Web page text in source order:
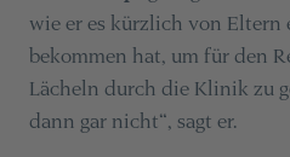
wie er es kürzlich von Eltern
bekommen hat, um für den
Lächeln durch die Klinik zu
dann gar nicht“, sagt er.